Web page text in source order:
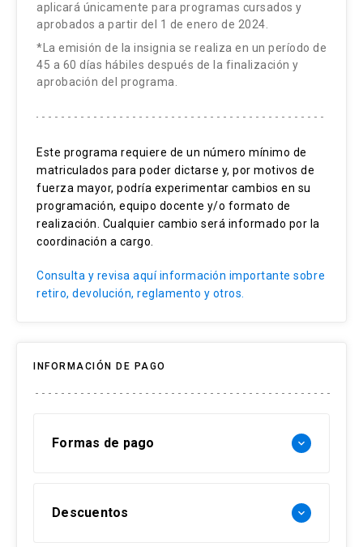
aplicará únicamente para programas cursados y
aprobados a partir del 1 de enero de 2024.
*La emisión de la insignia se realiza en un período de
45 a 60 días hábiles después de la finalización y
aprobación del programa.
Este programa requiere de un número mínimo de
matriculados para poder dictarse y, por motivos de
fuerza mayor, podría experimentar cambios en su
programación, equipo docente y/o formato de
realización. Cualquier cambio será informado por la
coordinación a cargo.
Consulta y revisa aquí información importante sobre
retiro, devolución, reglamento y otros.
INFORMACIÓN DE PAGO
Formas de pago keyboard_arrow_down
Descuentos keyboard_arrow_down